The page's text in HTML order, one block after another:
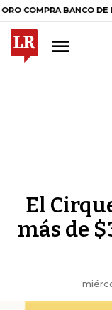
BANCO DE LA
El
más de